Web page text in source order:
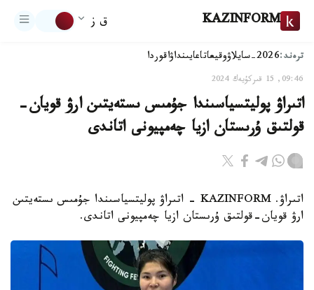
KAZINFORM ق ز
ترەند:2026-سايلاۋ وقيعاتاعايىنداۋاقوردا
09:46, 15 قىركۇيەك 2024
اتىراۋ پوليتسياسىندا جۇمىس ىستەيتىن ارۋ قويان-
قولتىق ۇرىستان ازيا چەمپيونى اتاندى
اتىراۋ. KAZINFORM - اتىراۋ پوليتسياسىندا جۇمىس ىستەيتىن
ارۋ قويان-قولتىق ۇرىستان ازيا چەمپيونى اتاندى.